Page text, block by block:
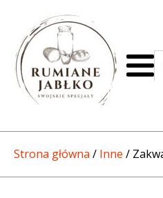
Strona główna / Inne /